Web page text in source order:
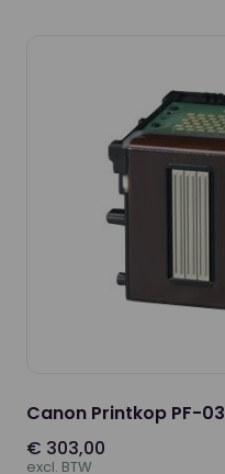
Canon Printkop PF-03
€ 303,00
excl. BTW